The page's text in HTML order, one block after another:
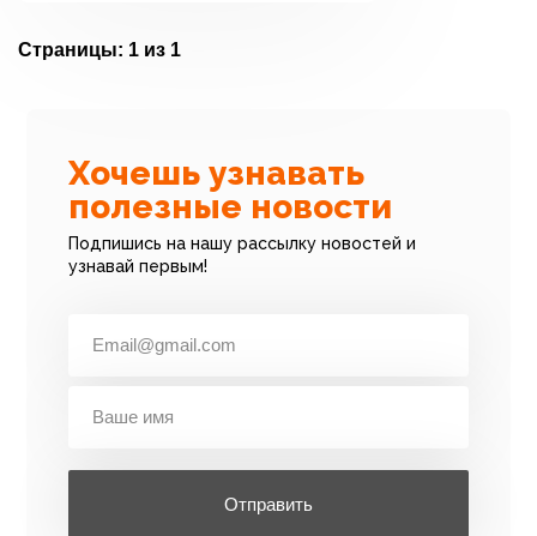
Страницы: 1 из 1
Хочешь узнавать
полезные новости
Подпишись на нашу рассылку новостей и
узнавай первым!
Отправить